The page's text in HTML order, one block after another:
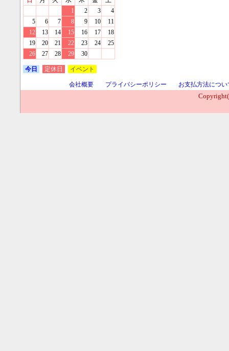
1
2 3
4
5
6 7 8 9 10
11
12
13 14 15 16 17
18
19
20 21 22 23 24
25
26
27 28 29 30
今日 定休日 イベント
会社概要 プライバシーポリシー
お支払方法につい